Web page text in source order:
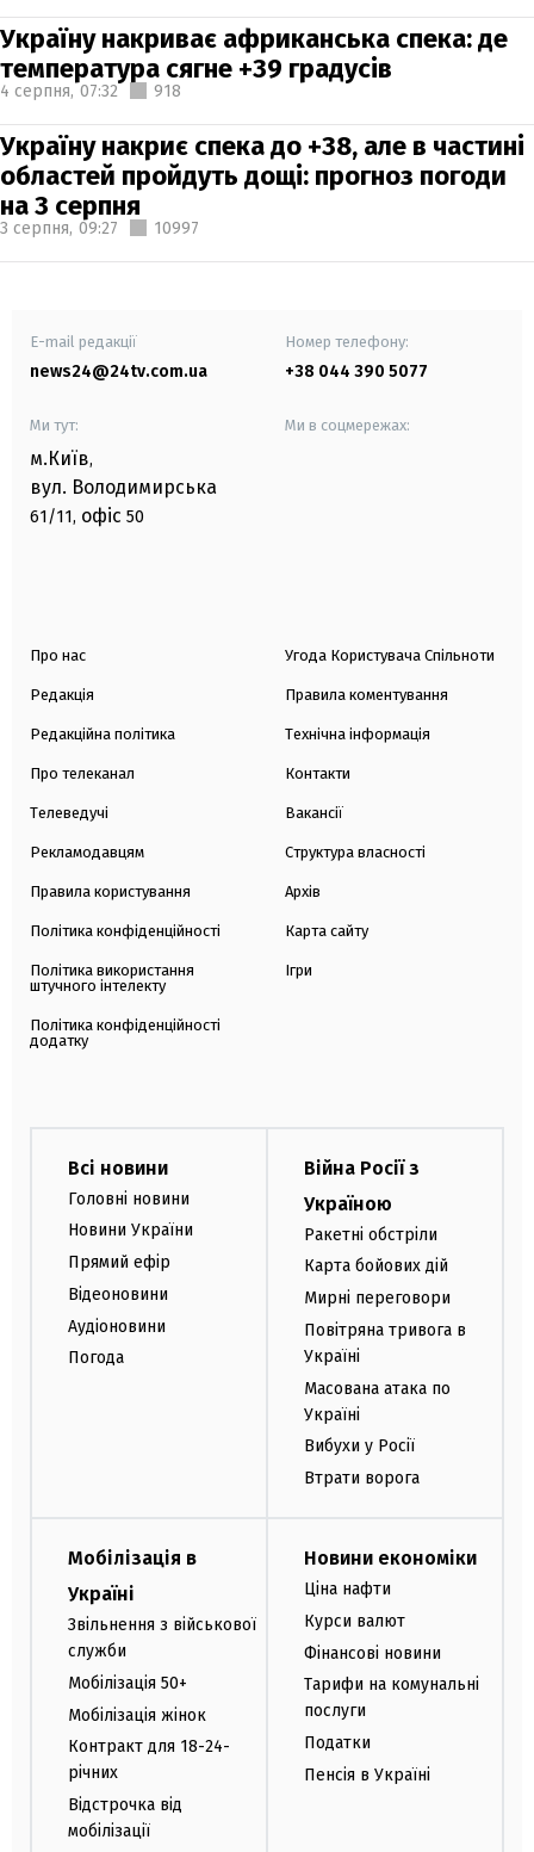
Україну накриває африканська спека: де
температура сягне +39 градусів
4 серпня, 07:32 918
Україну накриє спека до +38, але в частині
областей пройдуть дощі: прогноз погоди
на 3 серпня
3 серпня, 09:27 10997
E-mail редакції
news24@24tv.com.ua
Номер телефону:
+38 044 390 5077
Ми тут:
м.Київ,
вул. Володимирська
61/11, офіс 50
Ми в соцмережах:
Про нас
Редакція
Редакційна політика
Про телеканал
Телеведучі
Рекламодавцям
Правила користування
Політика конфіденційності
Політика використання
штучного інтелекту
Політика конфіденційності
додатку
Угода Користувача Спільноти
Правила коментування
Технічна інформація
Контакти
Вакансії
Структура власності
Архів
Карта сайту
Ігри
Всі новини
Головні новини
Новини України
Прямий ефір
Відеоновини
Аудіоновини
Погода
Війна Росії з
Україною
Ракетні обстріли
Карта бойових дій
Мирні переговори
Повітряна тривога в
Україні
Масована атака по
Україні
Вибухи у Росії
Втрати ворога
Мобілізація в
Україні
Звільнення з військової
служби
Мобілізація 50+
Мобілізація жінок
Контракт для 18-24-
річних
Відстрочка від
мобілізації
Новини економіки
Ціна нафти
Курси валют
Фінансові новини
Тарифи на комунальні
послуги
Податки
Пенсія в Україні